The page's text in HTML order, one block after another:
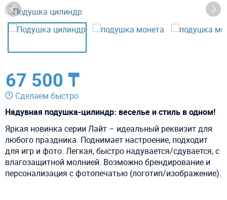
67 500 ₸
Сделаем быстро
Надувная подушка-цилиндр: веселье и стиль в одном!
Яркая новинка серии Лайт – идеальный реквизит для
любого праздника. Поднимает настроение, подходит
для игр и фото. Легкая, быстро надувается/сдувается, с
влагозащитной молнией. Возможно брендирование и
персонализация с фотопечатью (логотип/изображение).